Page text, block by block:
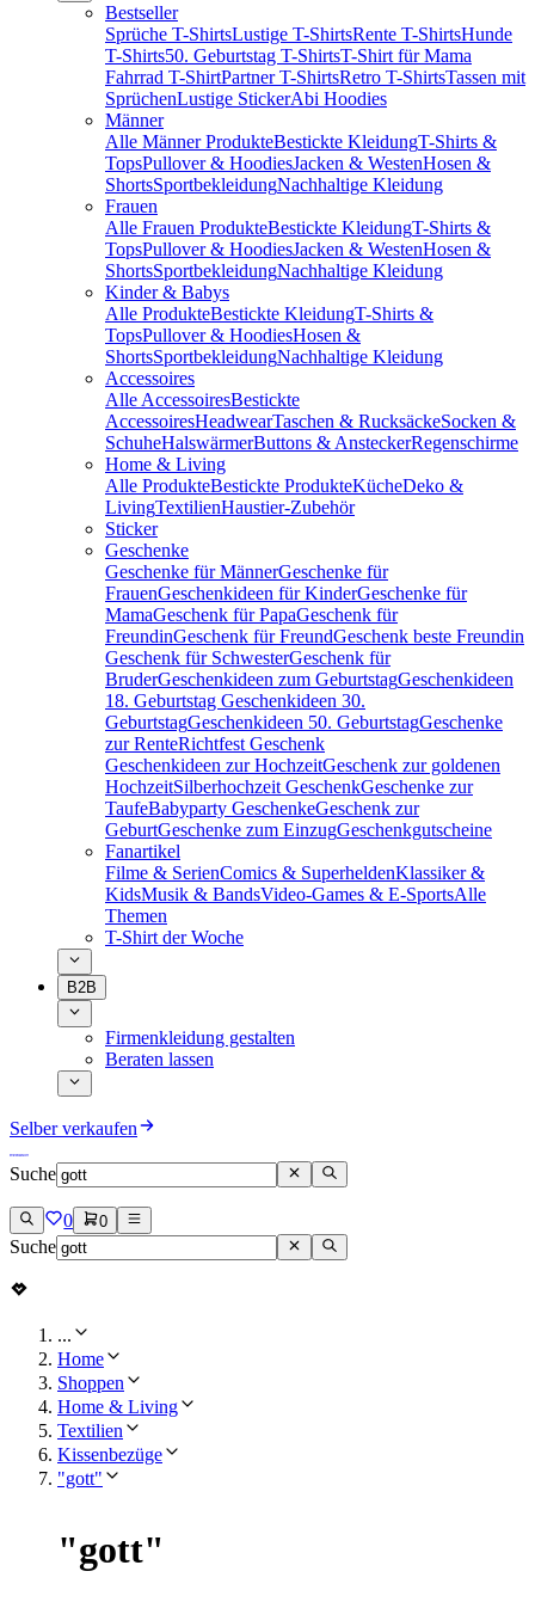
Bestseller
Sprüche T-ShirtsLustige T-ShirtsRente T-ShirtsHunde
T-Shirts50. Geburtstag T-ShirtsT-Shirt für Mama
Fahrrad T-ShirtPartner T-ShirtsRetro T-ShirtsTassen mit
SprüchenLustige StickerAbi Hoodies
Männer
Alle Männer ProdukteBestickte KleidungT-Shirts &
TopsPullover & HoodiesJacken & WestenHosen &
ShortsSportbekleidungNachhaltige Kleidung
Frauen
Alle Frauen ProdukteBestickte KleidungT-Shirts &
TopsPullover & HoodiesJacken & WestenHosen &
ShortsSportbekleidungNachhaltige Kleidung
Kinder & Babys
Alle ProdukteBestickte KleidungT-Shirts &
TopsPullover & HoodiesHosen &
ShortsSportbekleidungNachhaltige Kleidung
Accessoires
Alle AccessoiresBestickte
AccessoiresHeadwearTaschen & RucksäckeSocken &
SchuheHalswärmerButtons & AnsteckerRegenschirme
Home & Living
Alle ProdukteBestickte ProdukteKücheDeko &
LivingTextilienHaustier-Zubehör
Sticker
Geschenke
Geschenke für MännerGeschenke für
FrauenGeschenkideen für KinderGeschenke für
MamaGeschenk für PapaGeschenk für
FreundinGeschenk für FreundGeschenk beste Freundin
Geschenk für SchwesterGeschenk für
BruderGeschenkideen zum GeburtstagGeschenkideen
18. Geburtstag Geschenkideen 30.
GeburtstagGeschenkideen 50. GeburtstagGeschenke
zur RenteRichtfest Geschenk
Geschenkideen zur HochzeitGeschenk zur goldenen
HochzeitSilberhochzeit GeschenkGeschenke zur
TaufeBabyparty GeschenkeGeschenk zur
GeburtGeschenke zum EinzugGeschenkgutscheine
Fanartikel
Filme & SerienComics & SuperheldenKlassiker &
KidsMusik & BandsVideo-Games & E-SportsAlle
Themen
T-Shirt der Woche
B2B
Firmenkleidung gestalten
Beraten lassen
Selber verkaufen
Suche
0 0
Suche
...
Home
Shoppen
Home & Living
Textilien
Kissenbezüge
"gott"
"gott"